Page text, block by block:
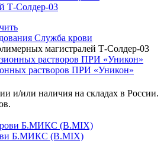
Служба крови
магистралей Т-Солдер-03
растворов ПРИ «Уникон»
и/или наличия на складах в России.
Б.МИКС (B.MIX)